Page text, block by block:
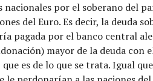
nacionales por el soberano del
del Euro. Es decir, la deuda
pagada por el banco central
mayor de la deuda con
es de lo que se trata. Igual